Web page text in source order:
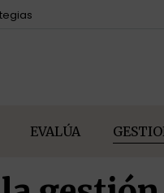
EVALÚA